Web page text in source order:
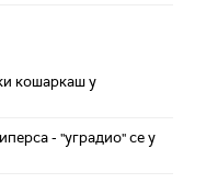
кошаркаш у
- "уградио" се у